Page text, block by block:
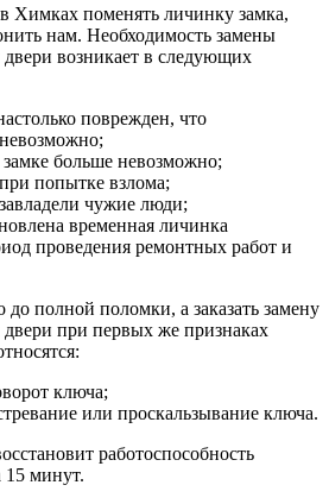
Химках поменять личинку замка,
нам. Необходимость замены
возникает в следующих
поврежден, что
больше невозможно;
попытке взлома;
чужие люди;
временная личинка
проведения ремонтных работ и
полной поломки, а заказать замену
при первых же признаках
ключа;
или проскальзывание ключа.
работоспособность
15 минут.